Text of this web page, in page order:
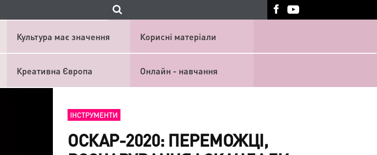
Культура має значення Корисні матеріали
Креативна Європа Онлайн - навчання
ІНСТРУМЕНТИ
ОСКАР-2020: ПЕРЕМОЖЦІ,